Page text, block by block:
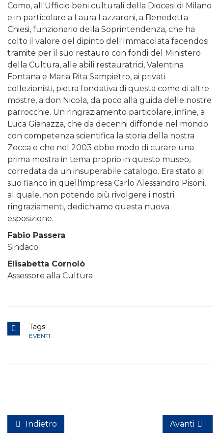
Como, all'Ufficio beni culturali della Diocesi di Milano
e in particolare a Laura Lazzaroni, a Benedetta
Chiesi, funzionario della Soprintendenza, che ha
colto il valore del dipinto dell'Immacolata facendosi
tramite per il suo restauro con fondi del Ministero
della Cultura, alle abili restauratrici, Valentina
Fontana e Maria Rita Sampietro, ai privati
collezionisti, pietra fondativa di questa come di altre
mostre, a don Nicola, da poco alla guida delle nostre
parrocchie. Un ringraziamento particolare, infine, a
Luca Gianazza, che da decenni diffonde nel mondo
con competenza scientifica la storia della nostra
Zecca e che nel 2003 ebbe modo di curare una
prima mostra in tema proprio in questo museo,
corredata da un insuperabile catalogo. Era stato al
suo fianco in quell'impresa Carlo Alessandro Pisoni,
al quale, non potendo più rivolgere i nostri
ringraziamenti, dedichiamo questa nuova
esposizione.
Fabio Passera
Sindaco
Elisabetta Cornolò
Assessore alla Cultura
Tags
EVENTI
Indietro Avanti